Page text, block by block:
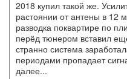
2018 купил такой же.
растоянии от антены в 12
разводка поквартире по
перёд тюнером вставил
странно система
периодами пропадает
далее...